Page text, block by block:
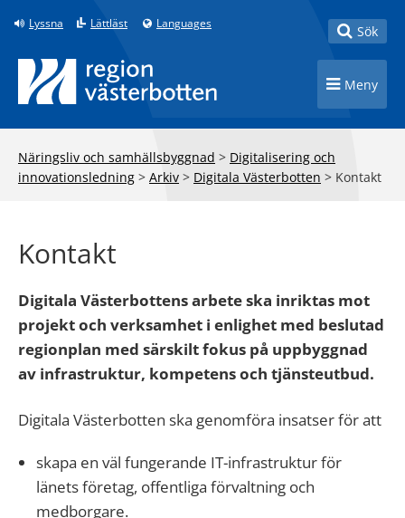
Till innehåll på sidan
Lyssna Lättläst Languages Toggle
Sök
Toggle
Meny
Näringsliv och samhällsbyggnad > Digitalisering och
innovationsledning > Arkiv > Digitala Västerbotten > Kontakt
Kontakt
Digitala Västerbottens arbete ska inriktas mot
projekt och verksamhet i enlighet med beslutad
regionplan med särskilt fokus på uppbyggnad
av infrastruktur, kompetens och tjänsteutbud.
Digitala Västerbotten ska genomföra insatser för att
skapa en väl fungerande IT-infrastruktur för
länets företag, offentliga förvaltning och
medborgare.